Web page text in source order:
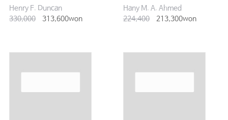
Henry F. Duncan
330,000
313,600won
Hany M. A. Ahmed
224,400
213,300won